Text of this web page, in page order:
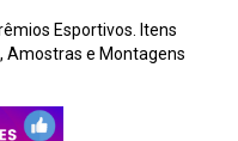
Esportivos. Itens
Amostras e Montagens